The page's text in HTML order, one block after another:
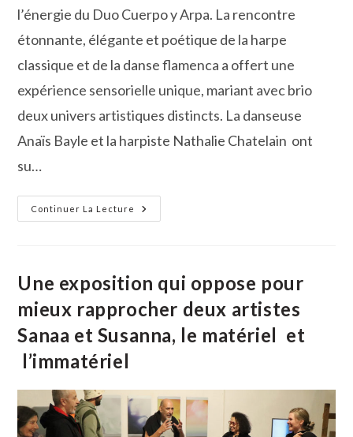
l’énergie du Duo Cuerpo y Arpa. La rencontre
étonnante, élégante et poétique de la harpe
classique et de la danse flamenca a offert une
expérience sensorielle unique, mariant avec brio
deux univers artistiques distincts. La danseuse
Anaïs Bayle et la harpiste Nathalie Chatelain ont
su…
Continuer La Lecture
Vauvert :
Le
Captivé
Public
Une exposition qui oppose pour
mieux rapprocher deux artistes
Sanaa et Susanna, le matériel et
l’immatériel